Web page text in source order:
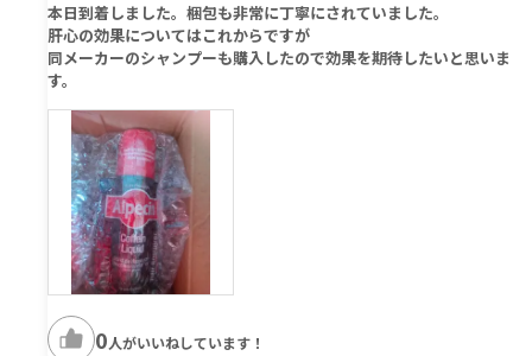
本日到着しました。梱包も非常に丁寧にされていました。
肝心の効果についてはこれからですが
同メーカーのシャンプーも購入したので効果を期待したいと思いま
す。
0人がいいねしています！